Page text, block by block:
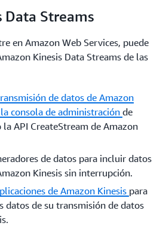
Data Streams
en Amazon Web Services, puede
Kinesis Data Streams de las
de datos de Amazon
consola de administración de
la API CreateStream de Amazon
de datos para incluir datos
Kinesis sin interrupción.
de Amazon Kinesis para
datos de su transmisión de datos